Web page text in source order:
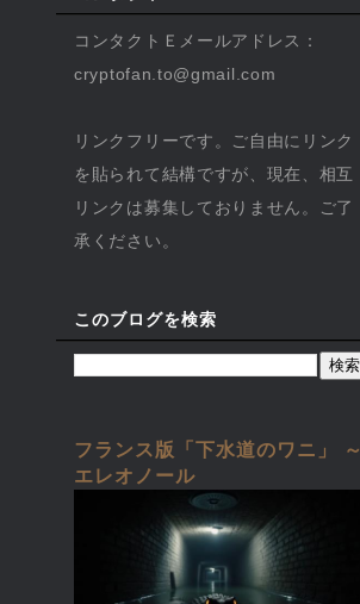
コンタクトＥメールアドレス：
cryptofan.to@gmail.com
リンクフリーです。ご自由にリンク
を貼られて結構ですが、現在、相互
リンクは募集しておりません。ご了
承ください。
このブログを検索
フランス版「下水道のワニ」 ～
エレオノール